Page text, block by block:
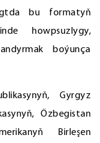
bu formatyň
howpsuzlygy,
boýunça
Gyrgyz
Özbegistan
Birleşen